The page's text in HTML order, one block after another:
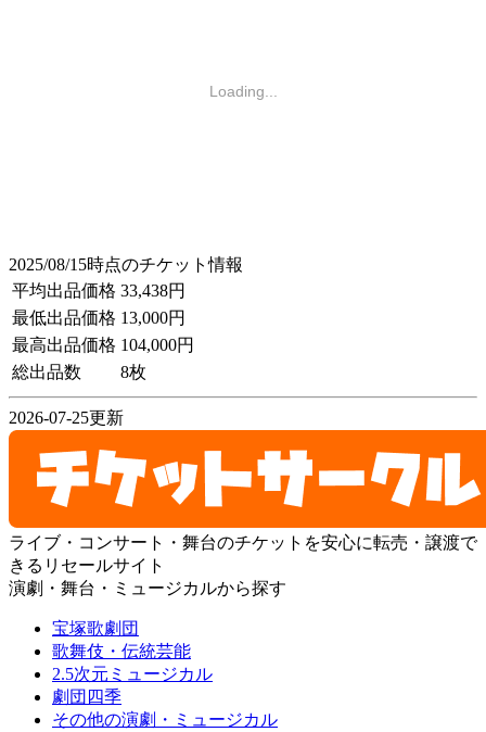
Loading...
2025/08/15時点のチケット情報
平均出品価格 33,438円
最低出品価格 13,000円
最高出品価格 104,000円
総出品数
8枚
2026-07-25更新
ライブ・コンサート・舞台のチケットを安心に転売・譲渡で
きるリセールサイト
演劇・舞台・ミュージカルから探す
宝塚歌劇団
歌舞伎・伝統芸能
2.5次元ミュージカル
劇団四季
その他の演劇・ミュージカル